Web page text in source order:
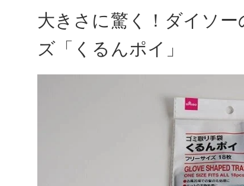
大きさに驚く！ダイソ
ズ「くるんポイ」